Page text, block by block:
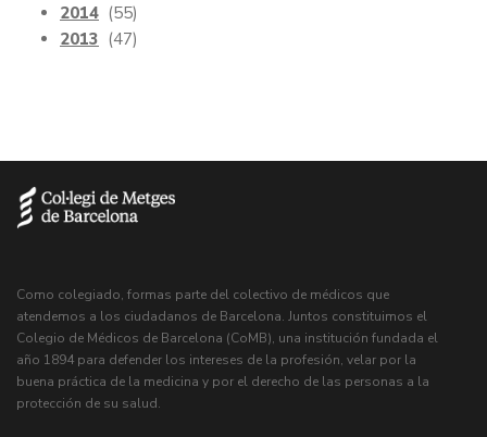
2014 (55)
2013 (47)
Como colegiado, formas parte del colectivo de médicos que
atendemos a los ciudadanos de Barcelona. Juntos constituimos el
Colegio de Médicos de Barcelona (CoMB), una institución fundada el
año 1894 para defender los intereses de la profesión, velar por la
buena práctica de la medicina y por el derecho de las personas a la
protección de su salud.